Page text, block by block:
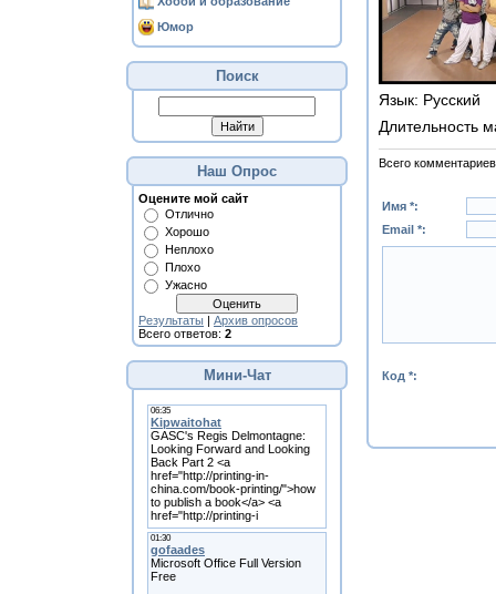
Юмор
Поиск
Наш Опрос
Оцените мой сайт
Отлично
Хорошо
Неплохо
Плохо
Ужасно
Результаты | Архив опросов
Всего ответов: 2
Мини-Чат
Язык: Русский
Длительность
Всего комментариев
Имя *:
Email *:
Код *: